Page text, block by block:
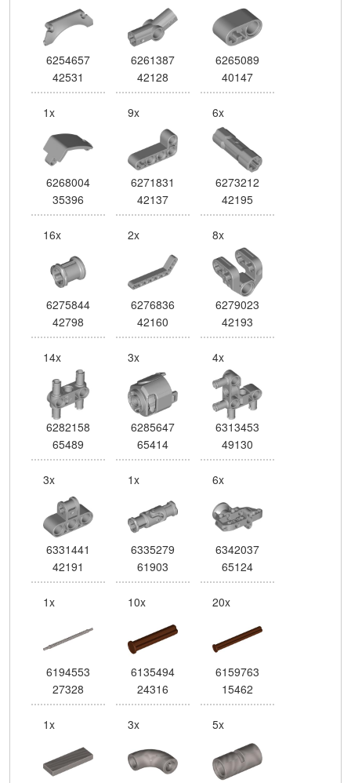
6254657
42531
6261387
42128
6265089
40147
1x
6268004
35396
9x
6271831
42137
6x
6273212
42195
16x
6275844
42798
2x
6276836
42160
8x
6279023
42193
14x
6282158
65489
3x
6285647
65414
4x
6313453
49130
3x
6331441
42191
1x
6335279
61903
6x
6342037
65124
1x
6194553
27328
10x
6135494
24316
20x
6159763
15462
1x 3x 5x